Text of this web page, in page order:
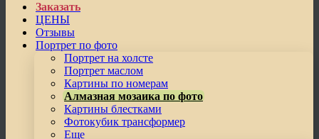
Заказать
ЦЕНЫ
Отзывы
Портрет по фото
Портрет на холсте
Портрет маслом
Картины по номерам
Алмазная мозаика по фото
Картины блестками
Фотокубик трансформер
Еще